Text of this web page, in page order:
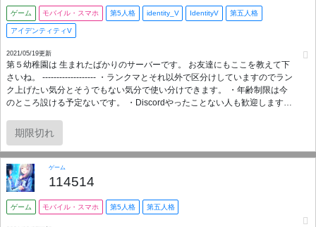
ゲーム モバイル・スマホ 第5人格 identity_V IdentityV 第五人格
アイデンティティV
2021/05/19更新
第５幼稚園は 生まれたばかりのサーバーです。 お友達にもここを教えて下
さいね。 ------------------- ・ランクマとそれ以外で区分けしていますのでラン
ク上げたい気分とそうでもない気分で使い分けできます。 ・年齢制限は今
のところ設ける予定ないです。 ・Discordやったことない人も歓迎します。
バイバーもしくはハンターの段位が2段(犬,蛇)以上 ・即死しても泣かない怒
らない ・招待を強要しない
期限切れ
ゲーム
114514
ゲーム モバイル・スマホ 第5人格 第五人格